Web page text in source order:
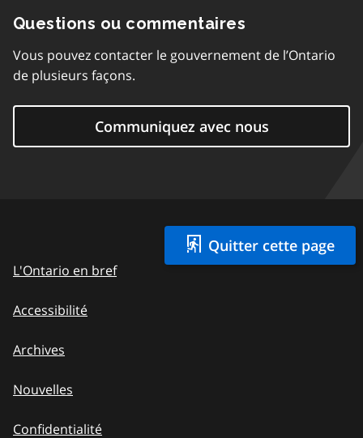
Quitter cette page
Questions ou commentaires
Vous pouvez contacter le gouvernement de l’Ontario
de plusieurs façons.
Communiquez avec nous
L'Ontario en bref
Accessibilité
Archives
Nouvelles
Confidentialité